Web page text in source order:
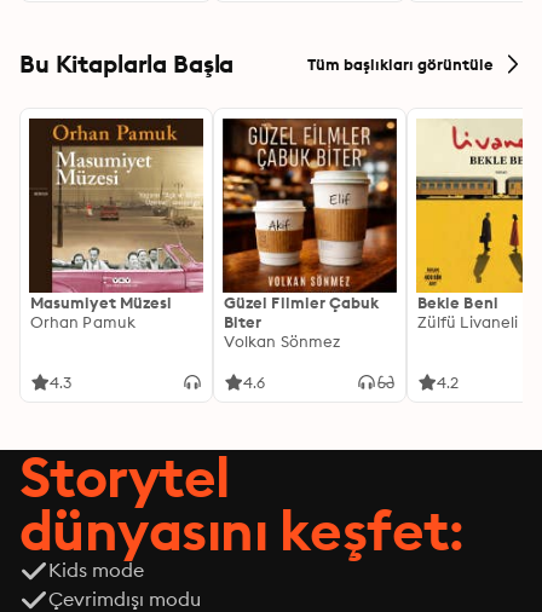
Bu Kitaplarla Başla Tüm başlıkları görüntüle
Masumiyet Müzesi
Orhan Pamuk
4.3
Güzel Filmler Çabuk
Biter
Volkan Sönmez
4.6
Bekle Beni
Zülfü Livaneli
4.2
Storytel
dünyasını keşfet:
Kids mode
Çevrimdışı modu